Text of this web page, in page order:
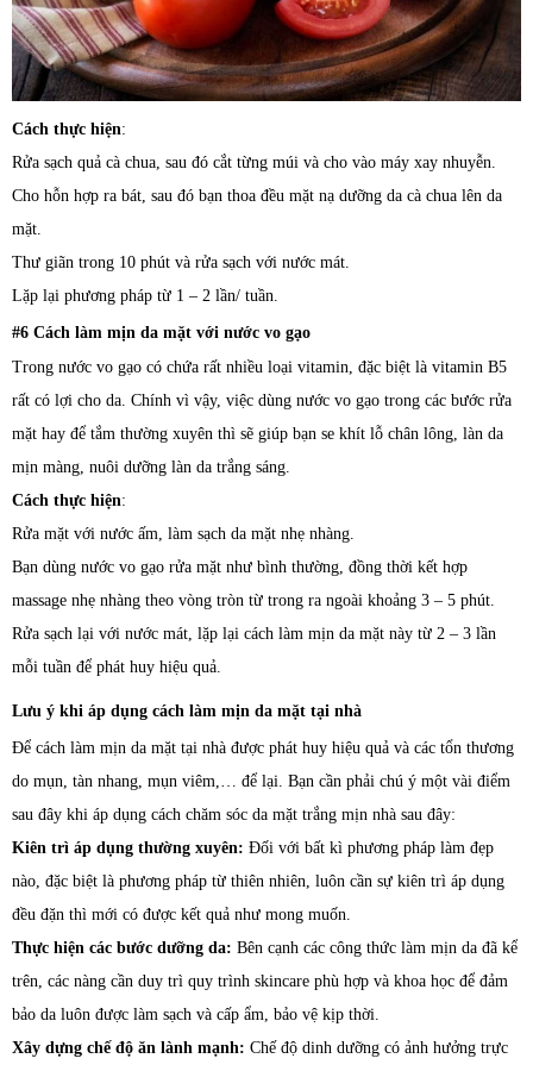
Cách thực hiện:
Rửa sạch quả cà chua, sau đó cắt từng múi và cho vào máy xay nhuyễn.
Cho hỗn hợp ra bát, sau đó bạn thoa đều mặt nạ dưỡng da cà chua lên da
mặt.
Thư giãn trong 10 phút và rửa sạch với nước mát.
Lặp lại phương pháp từ 1 – 2 lần/ tuần.
#6 Cách làm mịn da mặt với nước vo gạo
Trong nước vo gạo có chứa rất nhiều loại vitamin, đặc biệt là vitamin B5
rất có lợi cho da. Chính vì vậy, việc dùng nước vo gạo trong các bước rửa
mặt hay để tắm thường xuyên thì sẽ giúp bạn se khít lỗ chân lông, làn da
mịn màng, nuôi dưỡng làn da trắng sáng.
Cách thực hiện:
Rửa mặt với nước ấm, làm sạch da mặt nhẹ nhàng.
Bạn dùng nước vo gạo rửa mặt như bình thường, đồng thời kết hợp
massage nhẹ nhàng theo vòng tròn từ trong ra ngoài khoảng 3 – 5 phút.
Rửa sạch lại với nước mát, lặp lại cách làm mịn da mặt này từ 2 – 3 lần
mỗi tuần để phát huy hiệu quả.
Lưu ý khi áp dụng cách làm mịn da mặt tại nhà
Để cách làm mịn da mặt tại nhà được phát huy hiệu quả và các tổn thương
do mụn, tàn nhang, mụn viêm,… để lại. Bạn cần phải chú ý một vài điểm
sau đây khi áp dụng cách chăm sóc da mặt trắng mịn nhà sau đây:
Kiên trì áp dụng thường xuyên: Đối với bất kì phương pháp làm đẹp
nào, đặc biệt là phương pháp từ thiên nhiên, luôn cần sự kiên trì áp dụng
đều đặn thì mới có được kết quả như mong muốn.
Thực hiện các bước dưỡng da: Bên cạnh các công thức làm mịn da đã kể
trên, các nàng cần duy trì quy trình skincare phù hợp và khoa học để đảm
bảo da luôn được làm sạch và cấp ẩm, bảo vệ kịp thời.
Xây dựng chế độ ăn lành mạnh: Chế độ dinh dưỡng có ảnh hưởng trực